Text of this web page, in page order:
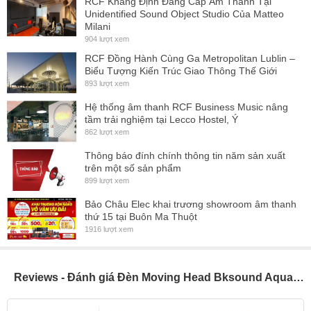
20 lần/giây).
- Hệ thống lăng kính kép (8 và 8+16) tạo hiệu ứng không gian đa
chiều.
- Động cơ ba pha chính xác cao cho chuyển động Pan (540°) và
Tilt (270°) mượt mà, định vị chính xác.
- Lấy nét điện tử và điều chỉnh độ sáng tuyến tính (0%-100%) mượt
mà.
- Hệ thống làm mát hiệu quả, độ ồn thấp, kéo dài tuổi thọ đèn.
- Màn hình LCD xoay 180° và hỗ trợ đa dạng chế độ điều khiển
(DMX 512, RDM).
- Kích thước gọn nhẹ, dễ dàng vận chuyển và lắp đặt.
Thông số kỹ thuật của Đèn Moving Head Bksound
Nguồn điện điều khiển điện áp rộng: 600W
Nhiệt độ màu: 8000K
Unidentified Sound Object Studio Của Matteo
Milani
904 lượt xem
RCF Đồng Hành Cùng Ga Metropolitan Lublin –
Biểu Tượng Kiến Trúc Giao Thông Thế Giới
893 lượt xem
Hệ thống âm thanh RCF Business Music nâng
tầm trải nghiệm tại Lecco Hostel, Ý
862 lượt xem
Thông báo đính chính thông tin năm sản xuất
trên một số sản phẩm
899 lượt xem
Bảo Châu Elec khai trương showroom âm thanh
thứ 15 tại Buôn Ma Thuột
1916 lượt xem
Reviews - Đánh giá Đèn Moving Head Bksound AquaBeam LS550 WP (New 2025, Chống nước IP55, giá 1 chiếc)